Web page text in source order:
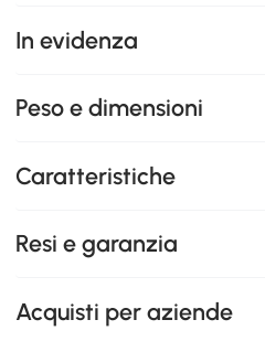
In evidenza
Peso e dimensioni
Caratteristiche
Resi e garanzia
Acquisti per aziende